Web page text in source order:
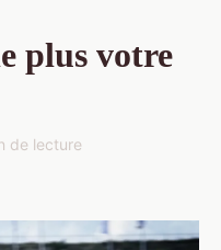
plus votre
de lecture